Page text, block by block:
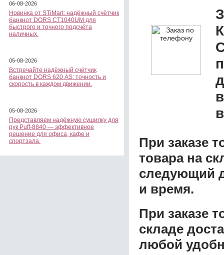
06-08-2026
Новинка от STiMart: надёжный счётчик
банкнот DORS CT1040UM для
быстрого и точного подсчёта
наличных.
05-08-2026
Встречайте надёжный счётчик
банкнот DORS 620 АS: точность и
скорость в каждом движении.
05-08-2026
Представляем надёжную сушилку для
рук Puff-8840 — эффективное
решение для офиса, кафе и
спортзала.
При заказе
товара на
следующий
и время.
При заказе
складе
любой